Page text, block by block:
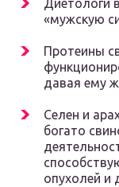
Диетологи
«мужскую
Протеины
давая ему
Селен и
богато
опухолей и